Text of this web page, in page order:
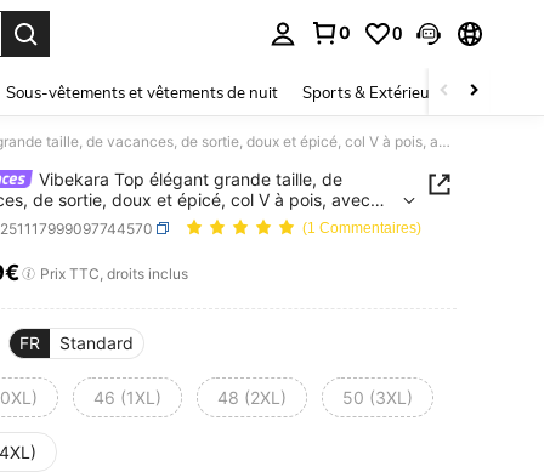
0 0
Sous-vêtements et vêtements de nuit Sports & Extérieur Enfants
Vibekara Top élégant grande taille, de vacances, de sortie, doux et épicé, col V à pois, avec garniture en dentelle et manches bouffantes ajustées. Top ajusté décontracté d'été pour femmes
Vibekara Top élégant grande taille, de
de sortie, doux et épicé, col V à pois, avec
en dentelle et manches bouffantes ajustées.
décontracté d'été pour femmes
(1 Commentaires)
AND AVAILABILITY
Prix TTC, droits inclus
FR Standard
46 (1XL) 48 (2XL) 50 (3XL)